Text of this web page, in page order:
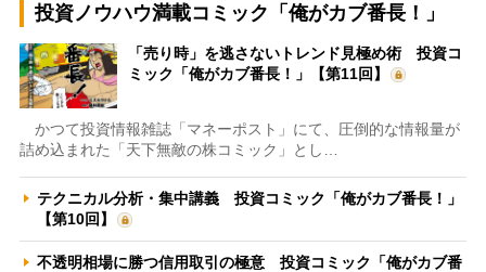
投資ノウハウ満載コミック「俺がカブ番長！」
「売り時」を逃さないトレンド見極め術 投資コ
ミック「俺がカブ番長！」【第11回】
かつて投資情報雑誌「マネーポスト」にて、圧倒的な情報量が
詰め込まれた「天下無敵の株コミック」とし…
テクニカル分析・集中講義 投資コミック「俺がカブ番長！」
【第10回】
不透明相場に勝つ信用取引の極意 投資コミック「俺がカブ番